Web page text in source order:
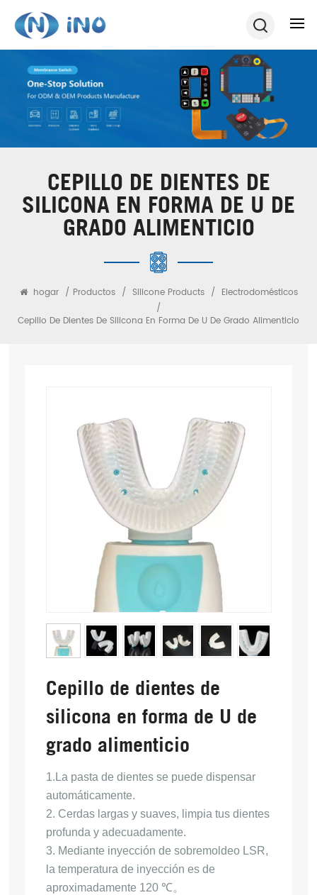
CEPILLO DE DIENTES DE
SILICONA EN FORMA DE U DE
GRADO ALIMENTICIO
hogar / Productos / Silicone Products / Electrodomésticos
/
Cepillo De Dientes De Silicona En Forma De U De Grado Alimenticio
Cepillo de dientes de
silicona en forma de U de
grado alimenticio
1.La pasta de dientes se puede dispensar
automáticamente.
2. Cerdas largas y suaves, limpia tus dientes
profunda y adecuadamente.
3. Mediante inyección de sobremoldeo LSR,
la temperatura de inyección es de
aproximadamente 120 ℃。